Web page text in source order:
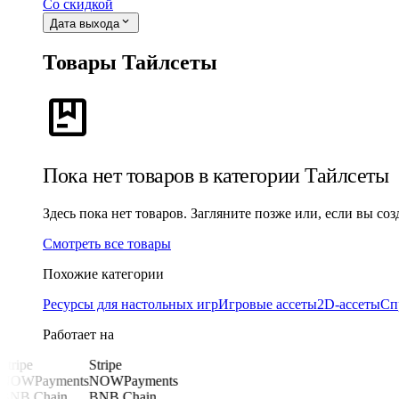
Со скидкой
Дата выхода expand_more
Товары Тайлсеты
package
Пока нет товаров в категории Тайлсеты
Здесь пока нет товаров. Загляните позже или, если вы
Смотреть все товары
Похожие категории
Ресурсы для настольных игрИгровые ассеты2D-ассеты
Работает на
Stripe
NOWPayments